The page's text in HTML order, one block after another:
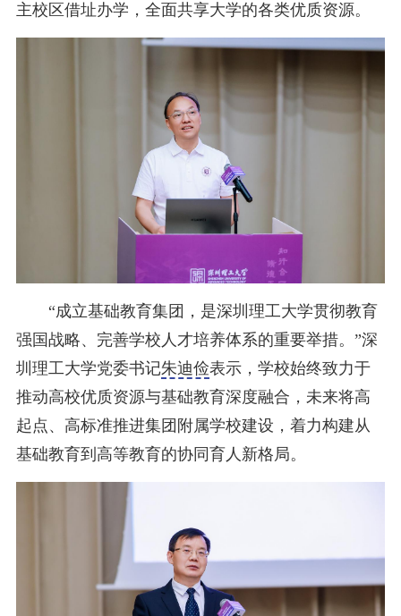
主校区借址办学，全面共享大学的各类优质资源。
“成立基础教育集团，是深圳理工大学贯彻教育
强国战略、完善学校人才培养体系的重要举措。”深
圳理工大学党委书记朱迪俭表示，学校始终致力于
推动高校优质资源与基础教育深度融合，未来将高
起点、高标准推进集团附属学校建设，着力构建从
基础教育到高等教育的协同育人新格局。